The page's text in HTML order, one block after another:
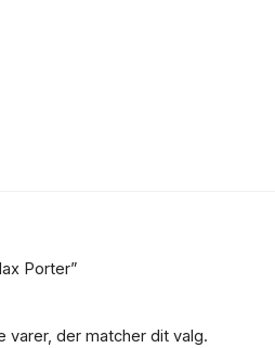
Porter”
varer, der matcher dit valg.